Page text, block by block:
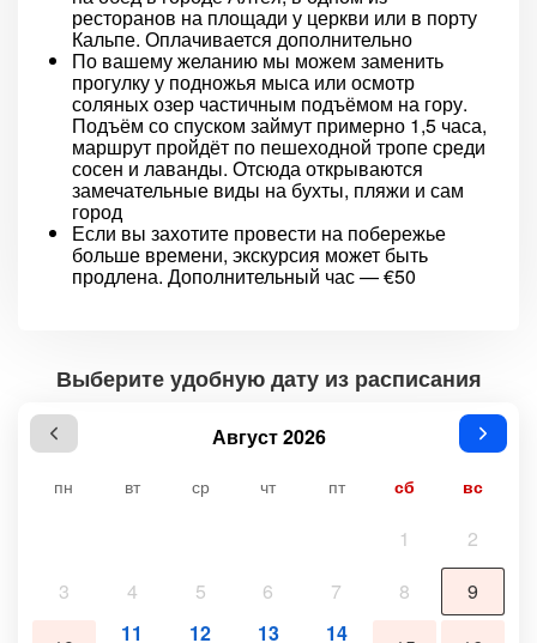
ресторанов на площади у церкви или в порту
Кальпе. Оплачивается дополнительно
По вашему желанию мы можем заменить
прогулку у подножья мыса или осмотр
соляных озер частичным подъёмом на гору.
Подъём со спуском займут примерно 1,5 часа,
маршрут пройдёт по пешеходной тропе среди
сосен и лаванды. Отсюда открываются
замечательные виды на бухты, пляжи и сам
город
Если вы захотите провести на побережье
больше времени, экскурсия может быть
продлена. Дополнительный час — €50
Выберите удобную дату из расписания
Август 2026
пн вт ср чт пт сб вс
1
2
3
4 5 6 7 8 9
11 12 13 14